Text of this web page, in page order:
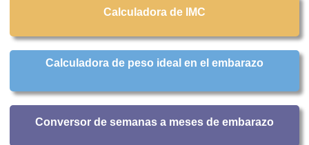
Calculadora de IMC
Calculadora de peso ideal en el embarazo
Conversor de semanas a meses de embarazo